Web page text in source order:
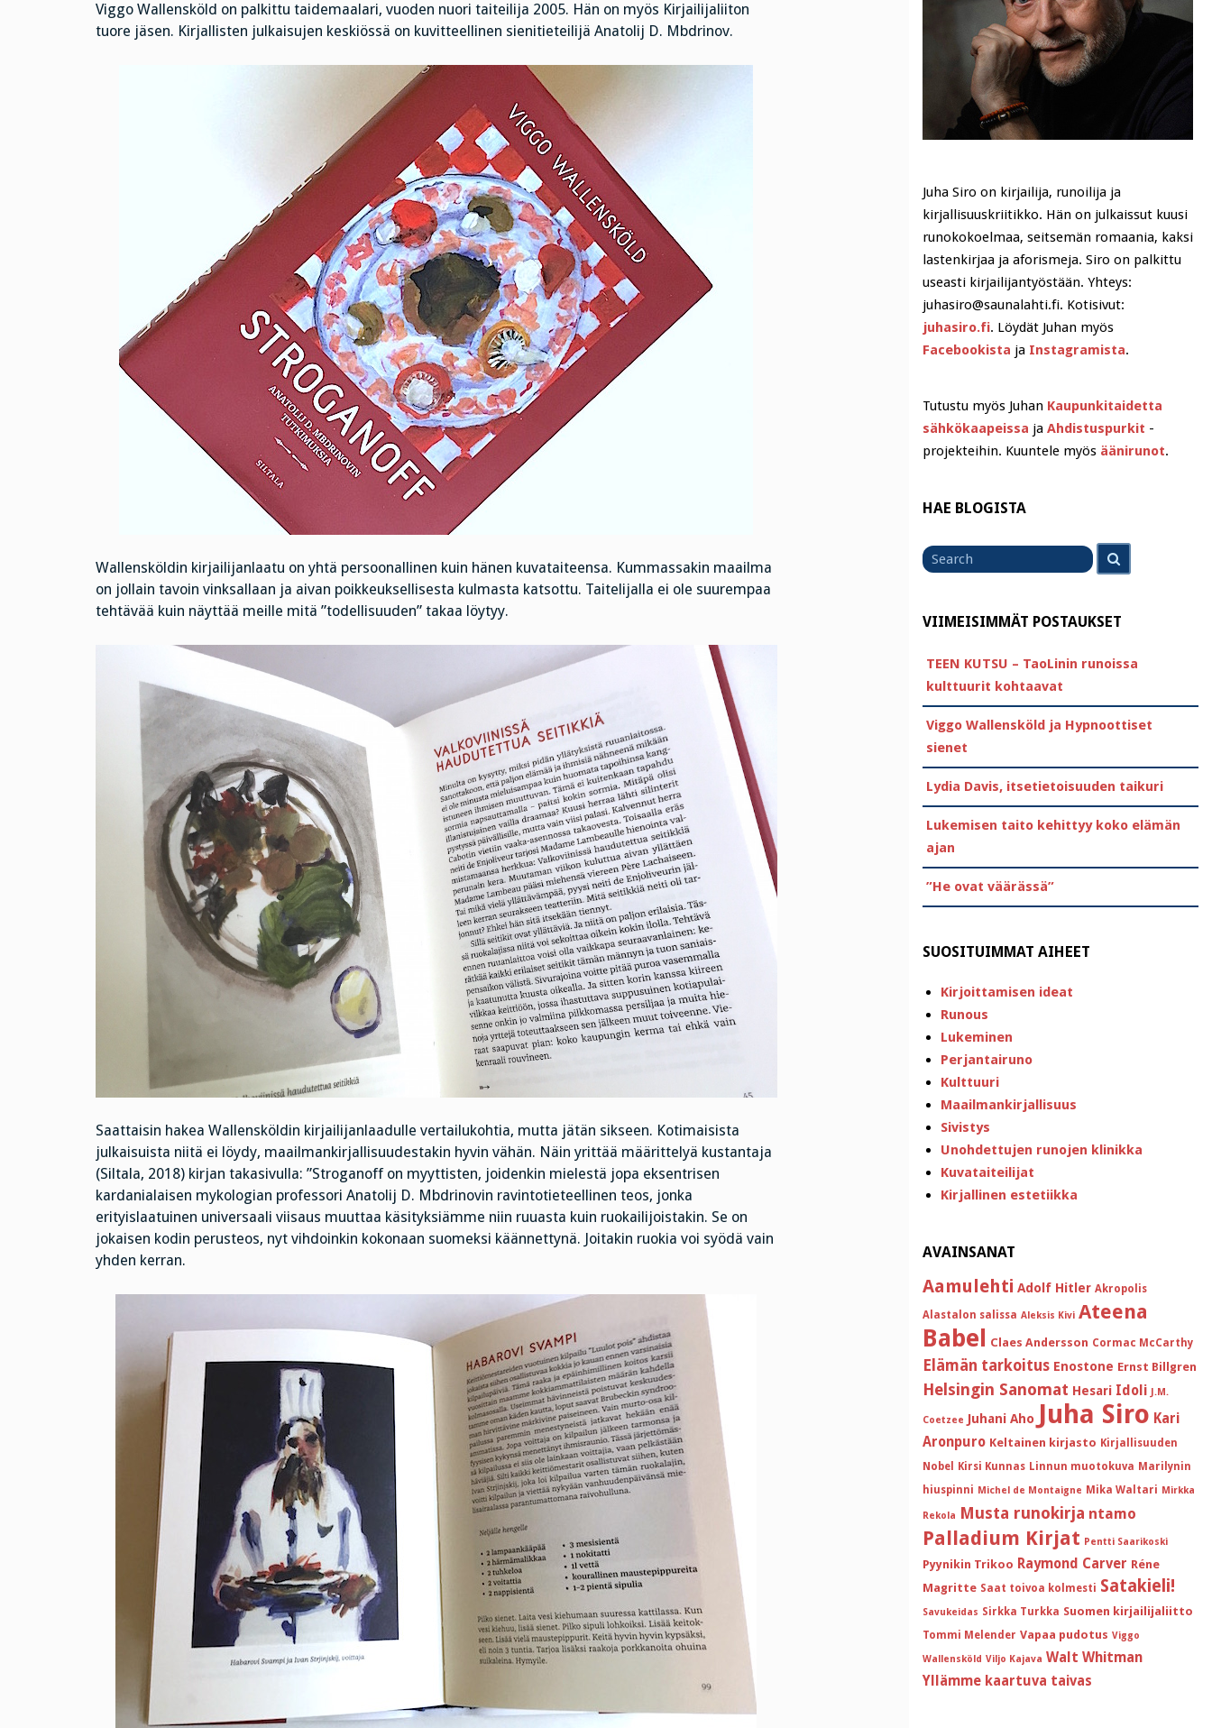
käsittää!
Viggo Wallensköld on palkittu taidemaalari, vuoden nuori taiteilija 2005. Hän on myös Kirjailijaliiton
tuore jäsen. Kirjallisten julkaisujen keskiössä on kuvitteellinen sienitieteilijä Anatolij D. Mbdrinov.
Wallensköldin kirjailijanlaatu on yhtä persoonallinen kuin hänen kuvataiteensa. Kummassakin maailma
on jollain tavoin vinksallaan ja aivan poikkeuksellisesta kulmasta katsottu. Taitelijalla ei ole suurempaa
tehtävää kuin näyttää meille mitä ”todellisuuden” takaa löytyy.
Saattaisin hakea Wallensköldin kirjailijanlaadulle vertailukohtia, mutta jätän sikseen. Kotimaisista
julkaisuista niitä ei löydy, maailmankirjallisuudestakin hyvin vähän. Näin yrittää määrittelyä kustantaja
(Siltala, 2018) kirjan takasivulla: ”Stroganoff on myyttisten, joidenkin mielestä jopa eksentrisen
kardanialaisen mykologian professori Anatolij D. Mbdrinovin ravintotieteellinen teos, jonka
erityislaatuinen universaali viisaus muuttaa käsityksiämme niin ruuasta kuin ruokailijoistakin. Se on
jokaisen kodin perusteos, nyt vihdoinkin kokonaan suomeksi käännettynä. Joitakin ruokia voi syödä vain
yhden kerran.
Juha Siro on kirjailija, runoilija ja
kirjallisuuskriitikko. Hän on julkaissut kuusi
runokokoelmaa, seitsemän romaania, kaksi
lastenkirjaa ja aforismeja. Siro on palkittu
useasti kirjailijantyöstään. Yhteys:
juhasiro@saunalahti.fi. Kotisivut:
juhasiro.fi. Löydät Juhan myös
Facebookista ja Instagramista.
Tutustu myös Juhan Kaupunkitaidetta
sähkökaapeissa ja Ahdistuspurkit -
projekteihin. Kuuntele myös äänirunot.
HAE BLOGISTA
for
VIIMEISIMMÄT POSTAUKSET
TEEN KUTSU – TaoLinin runoissa
kulttuurit kohtaavat
Viggo Wallensköld ja Hypnoottiset
sienet
Lydia Davis, itsetietoisuuden taikuri
Lukemisen taito kehittyy koko elämän
ajan
”He ovat väärässä”
SUOSITUIMMAT AIHEET
Kirjoittamisen ideat
Runous
Lukeminen
Perjantairuno
Kulttuuri
Maailmankirjallisuus
Sivistys
Unohdettujen runojen klinikka
Kuvataiteilijat
Kirjallinen estetiikka
AVAINSANAT
Aamulehti Adolf Hitler Akropolis
Alastalon salissa Aleksis Kivi Ateena
Babel Claes Andersson Cormac McCarthy
Elämän tarkoitus Enostone Ernst Billgren
Helsingin Sanomat Hesari Idoli J.M.
Coetzee Juhani Aho Juha Siro Kari
Aronpuro Keltainen kirjasto Kirjallisuuden
Nobel
Kirsi Kunnas Linnun muotokuva Marilynin
hiuspinni Michel de Montaigne Mika Waltari Mirkka
Rekola Musta runokirja ntamo
Palladium Kirjat Pentti Saarikoski
Pyynikin Trikoo Raymond Carver Réne
Magritte Saat toivoa kolmesti Satakieli!
Savukeidas Sirkka Turkka Suomen kirjailijaliitto
Tommi Melender Vapaa pudotus Viggo
Wallensköld Viljo Kajava Walt Whitman
Yllämme kaartuva taivas